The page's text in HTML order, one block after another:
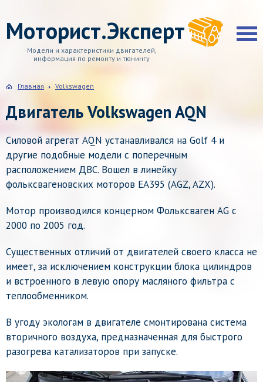
Моторист.Эксперт
Модели и характеристики двигателей,
информация по ремонту и тюнингу
Главная Volkswagen
Двигатель Volkswagen AQN
Силовой агрегат AQN устанавливался на Golf 4 и
другие подобные модели с поперечным
расположением ДВС. Вошел в линейку
фольксвагеновских моторов EA395 (AGZ, AZX).
Мотор производился концерном Фольксваген AG с
2000 по 2005 год.
Существенных отличий от двигателей своего класса не
имеет, за исключением конструкции блока цилиндров
и встроенного в левую опору масляного фильтра с
теплообменником.
В угоду экологам в двигателе смонтирована система
вторичного воздуха, предназначенная для быстрого
разогрева катализаторов при запуске.